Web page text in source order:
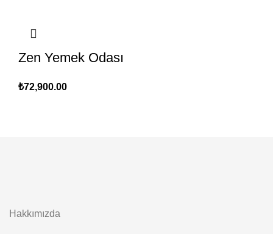
Zen Yemek Odası
₺72,900.00
Hakkımızda